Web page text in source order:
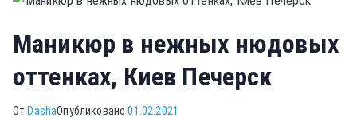
Маникюр в нежных нюдовых
оттенках, Киев Печерск
От DashaОпубликовано01.02.2021